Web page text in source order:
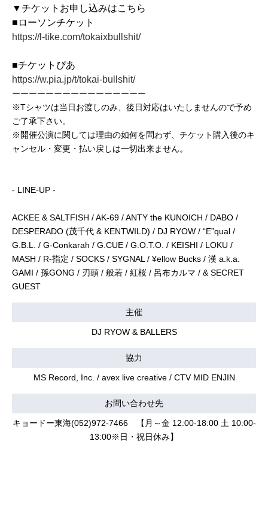
▼チケットお申し込みはこちら
■ローソンチケット
https://l-tike.com/tokaixbullshit/
■チケットぴあ
https://w.pia.jp/t/tokai-bullshit/
ーーーーーーーーーーーーーーーー
※Tシャツは当日お渡しのみ、後日対応はいたしませんので予め
ご了承下さい。
※開催公演に関しては理由の如何を問わず、チケット購入後のキ
ャンセル・変更・払い戻しは一切出来ません。
- LINE-UP -
ACKEE & SALTFISH / AK-69 / ANTY the KUNOICH / DABO /
DESPERADO (茂千代 & KENTWILD) / DJ RYOW / “E”qual /
G.B.L. / G-Conkarah / G.CUE / G.O.T.O. / KEISHI / LOKU /
MASH / R-指定 / SOCKS / SYGNAL / ¥ellow Bucks / 漢 a.k.a.
GAMI / 孫GONG / 刃頭 / 般若 / 紅桜 / 呂布カルマ / & SECRET
GUEST
主催
DJ RYOW & BALLERS
協力
MS Record, Inc. / avex live creative / CTV MID ENJIN
お問い合わせ先
キョードー東海(052)972-7466 【月～金 12:00-18:00 土 10:00-
13:00※日・祝日休み】